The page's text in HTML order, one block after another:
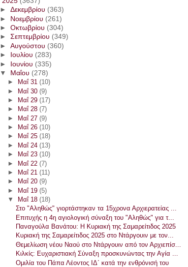
► Δεκεμβρίου (363)
► Νοεμβρίου (261)
► Οκτωβρίου (304)
► Σεπτεμβρίου (349)
► Αυγούστου (360)
►
Ιουλίου (283)
► Ιουνίου (335)
▼
Μαΐου (278)
►
Μαΐ 31 (10)
► Μαΐ 30 (9)
►
Μαΐ 29 (17)
►
Μαΐ 28 (7)
►
Μαΐ 27 (9)
►
Μαΐ 26 (10)
►
Μαΐ 25 (18)
►
Μαΐ 24 (13)
►
Μαΐ 23 (10)
► Μαΐ 22 (7)
►
Μαΐ 21 (11)
►
Μαΐ 20 (9)
► Μαΐ 19 (5)
▼
Μαΐ 18 (18)
Στο "Αληθώς" γιορτάστηκαν τα 15χρονα Αρχιερατείας ...
Επιτυχής η 4η αγιολογική σύναξη του "Αληθώς" για τ...
Παναγούλα Βανάτου: Η Κυριακή της Σαμαρείτιδος 2025
Κυριακή της Σαμαρείτιδος 2025 στο Ντάργουιν με τον...
Θεμελίωση νέου Ναού στο Ντάργουιν από τον Αρχιεπίσ...
Κιλκίς: Ευχαριστιακή Σύναξη προσκυνώντας την Αγία ...
Ομιλία του Πάπα Λέοντος ΙΔ΄ κατά την ενθρόνισή του